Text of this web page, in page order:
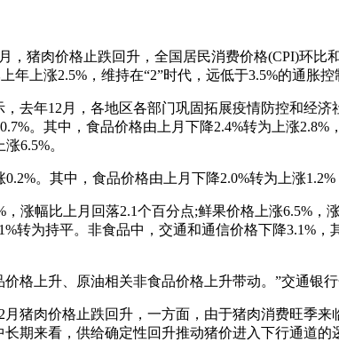
，猪肉价格止跌回升，全国居民消费价格(CPI)环
年上涨2.5%，维持在“2”时代，远低于3.5%的通胀控
去年12月，各地区各部门巩固拓展疫情防控和经
。其中，食品价格由上月下降2.4%转为上涨
6.5%。
。其中，食品价格由上月下降2.0%转为上涨
涨幅比上月回落2.1个百分点;鲜果价格上涨6.5%
转为持平。非食品中，交通和通信价格下降3.1%
格上升、原油相关非食品价格上升带动。”交通银
猪肉价格止跌回升，一方面，由于猪肉消费旺季
期来看，供给确定性回升推动猪价进入下行通道的